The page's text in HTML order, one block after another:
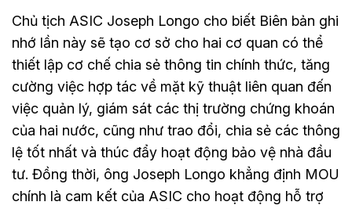
Chủ tịch ASIC Joseph Longo cho biết Biên bản ghi
nhớ lần này sẽ tạo cơ sở cho hai cơ quan có thể
thiết lập cơ chế chia sẻ thông tin chính thức, tăng
cường việc hợp tác về mặt kỹ thuật liên quan đến
việc quản lý, giám sát các thị trường chứng khoán
của hai nước, cũng như trao đổi, chia sẻ các thông
lệ tốt nhất và thúc đẩy hoạt động bảo vệ nhà đầu
tư. Đồng thời, ông Joseph Longo khẳng định MOU
chính là cam kết của ASIC cho hoạt động hỗ trợ